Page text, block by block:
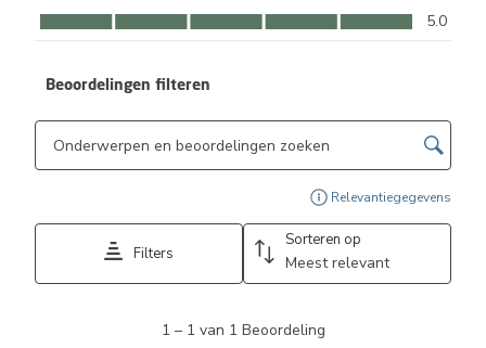
Comfort, 5.0 van 5
5.0
Beoordelingen filteren
Onderwerpen en beoordelingen zoeken per regio
Relevantiegegevens
Filters
Sorteren op
Meest relevant
1 – 1 van 1 Beoordeling